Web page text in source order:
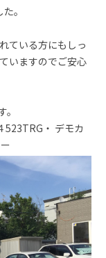
。
ている方にもしっ
いますのでご安心
・ デモカ